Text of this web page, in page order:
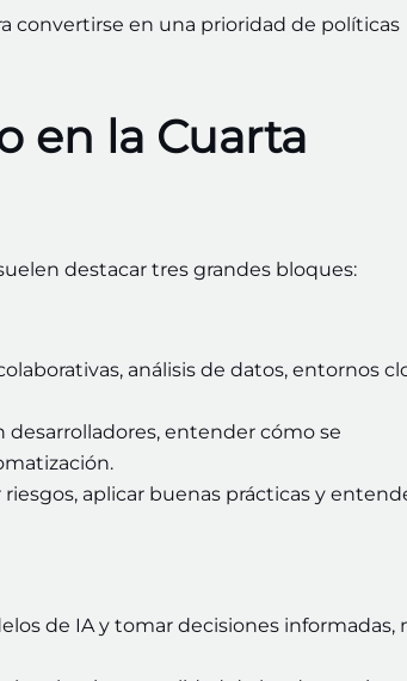
convertirse en una prioridad de políticas
en la Cuarta
destacar tres grandes bloques:
análisis de datos, entornos
entender cómo se
aplicar buenas prácticas y
de IA y tomar decisiones informadas,